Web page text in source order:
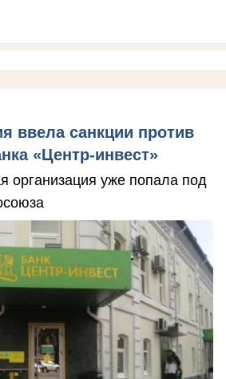
ввела санкции против
«Центр-инвест»
организация уже попала под